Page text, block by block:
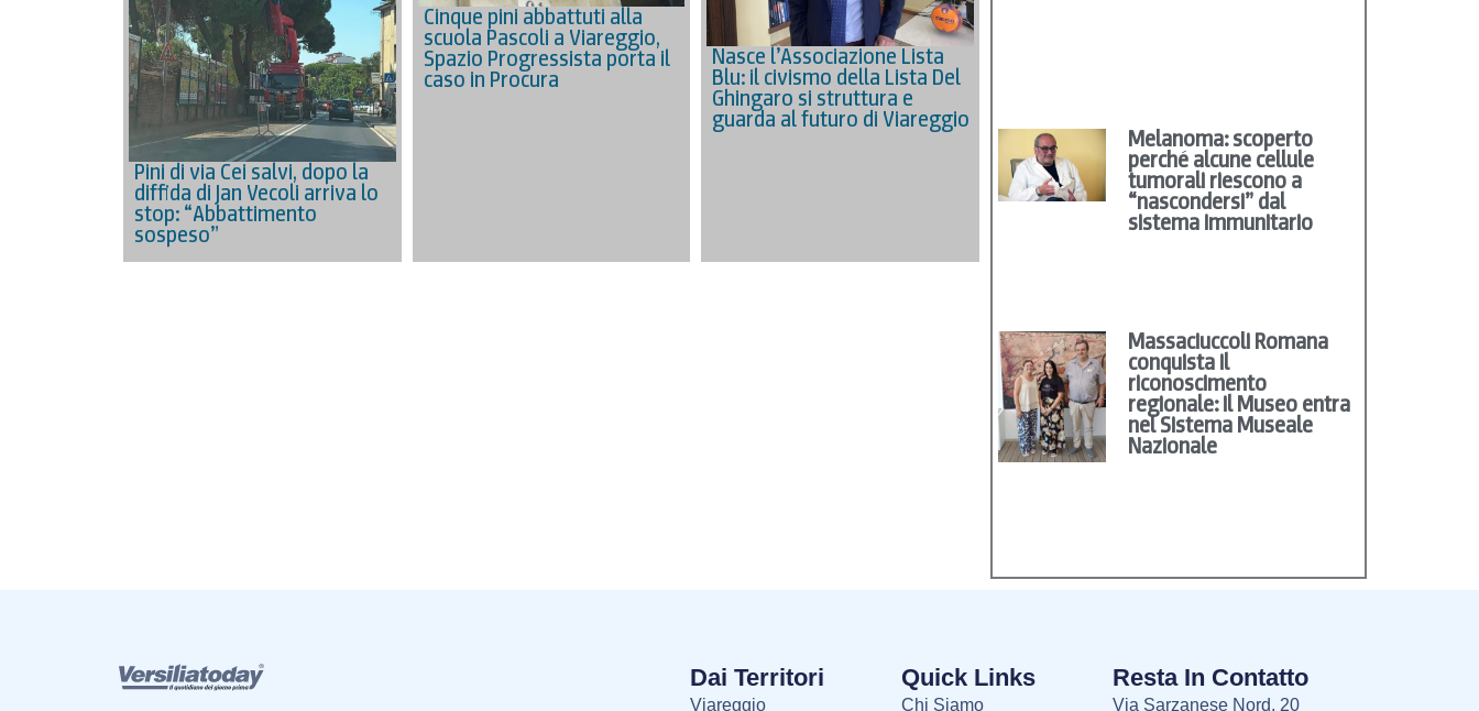
Pini di via Cei salvi, dopo la
diffida di Jan Vecoli arriva lo
stop: “Abbattimento
sospeso”
Cinque pini abbattuti alla
scuola Pascoli a Viareggio,
Spazio Progressista porta il
caso in Procura
Nasce l’Associazione Lista
Blu: il civismo della Lista Del
Ghingaro si struttura e
guarda al futuro di Viareggio
Melanoma: scoperto
perché alcune cellule
tumorali riescono a
“nascondersi” dal
sistema immunitario
Massaciuccoli Romana
conquista il
riconoscimento
regionale: il Museo entra
nel Sistema Museale
Nazionale
Dai Territori
Viareggio
Quick Links
Chi Siamo
Resta In Contatto
Via Sarzanese Nord, 20